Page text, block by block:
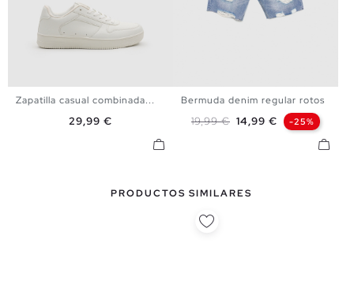
39 40 41 42 43
44
45
Zapatilla casual combinada...
Precio
29,99 €
36 38 40 42 44
46
48
Bermuda denim regular rotos
Precio base
19,99 € Precio
14,99 € -25%
PRODUCTOS SIMILARES